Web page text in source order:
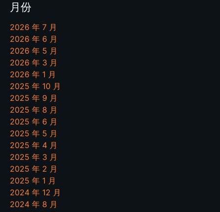
月份
2026 年 7 月
2026 年 6 月
2026 年 5 月
2026 年 3 月
2026 年 1 月
2025 年 10 月
2025 年 9 月
2025 年 8 月
2025 年 6 月
2025 年 5 月
2025 年 4 月
2025 年 3 月
2025 年 2 月
2025 年 1 月
2024 年 12 月
2024 年 8 月